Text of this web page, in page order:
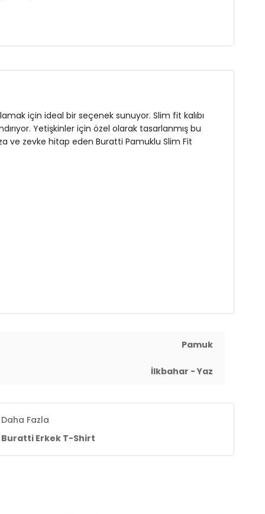
için ideal bir seçenek sunuyor. Slim fit kalıbı
Yetişkinler için özel olarak tasarlanmış bu
ve zevke hitap eden Buratti Pamuklu Slim Fit
Pamuk
İlkbahar - Yaz
Daha Fazla
Buratti Erkek T-Shirt